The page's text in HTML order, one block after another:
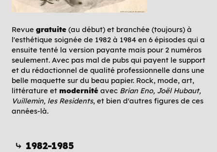
Revue gratuite (au début) et branchée (toujours) à
l'esthétique soignée de 1982 à 1984 en 6 épisodes qui a
ensuite tenté la version payante mais pour 2 numéros
seulement. Avec pas mal de pubs qui payent le support
et du rédactionnel de qualité professionnelle dans une
belle maquette sur du beau papier. Rock, mode, art,
littérature et modernité avec Brian Eno, Joël Hubaut,
Vuillemin, les Residents, et bien d'autres figures de ces
années-là.
⤷ 1982-1985